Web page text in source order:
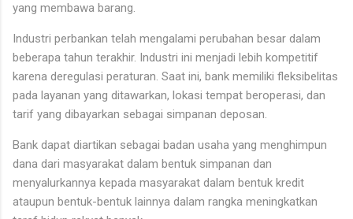
yang membawa barang.
Industri perbankan telah mengalami perubahan besar dalam
beberapa tahun terakhir. Industri ini menjadi lebih kompetitif
karena deregulasi peraturan. Saat ini, bank memiliki fleksibelitas
pada layanan yang ditawarkan, lokasi tempat beroperasi, dan
tarif yang dibayarkan sebagai simpanan deposan.
Bank dapat diartikan sebagai badan usaha yang menghimpun
dana dari masyarakat dalam bentuk simpanan dan
menyalurkannya kepada masyarakat dalam bentuk kredit
ataupun bentuk-bentuk lainnya dalam rangka meningkatkan